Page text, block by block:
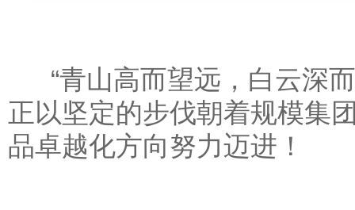
“青山高而望远，白云深而
正以坚定的步伐朝着规模集
品卓越化方向努力迈进！